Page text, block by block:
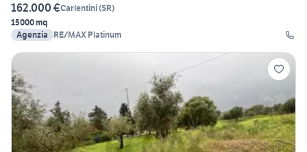
162.000 €Carlentini(SR)
15000 mq
Agenzia
RE/MAX Platinum